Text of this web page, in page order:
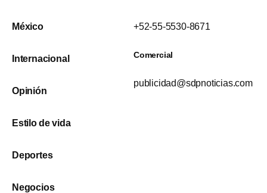
México
Internacional
Opinión
Estilo de vida
Deportes
Negocios
+52-55-5530-8671
Comercial
publicidad@sdpnoticias.com